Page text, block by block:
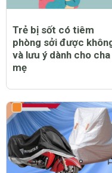
Trẻ bị sởi có nằm điều